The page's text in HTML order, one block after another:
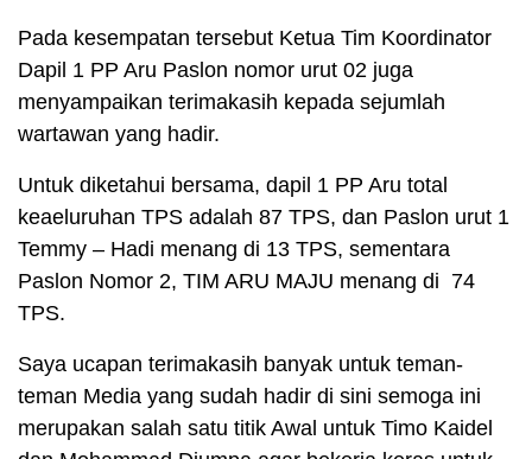
Pada kesempatan tersebut Ketua Tim Koordinator
Dapil 1 PP Aru Paslon nomor urut 02 juga
menyampaikan terimakasih kepada sejumlah
wartawan yang hadir.
Untuk diketahui bersama, dapil 1 PP Aru total
keaeluruhan TPS adalah 87 TPS, dan Paslon urut 1
Temmy – Hadi menang di 13 TPS, sementara
Paslon Nomor 2, TIM ARU MAJU menang di 74
TPS.
Saya ucapan terimakasih banyak untuk teman-
teman Media yang sudah hadir di sini semoga ini
merupakan salah satu titik Awal untuk Timo Kaidel